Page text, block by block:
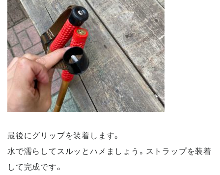
最後にグリップを装着します。
水で濡らしてスルッとハメましょう。ストラップを装着
して完成です。